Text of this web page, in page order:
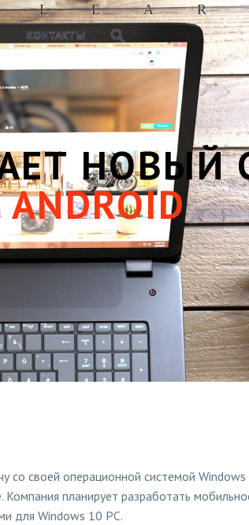
L E A R
КОНТАКТЫ
НОВЫЙ
со своей операционной системой
планирует разработать
для Windows 10 PC.